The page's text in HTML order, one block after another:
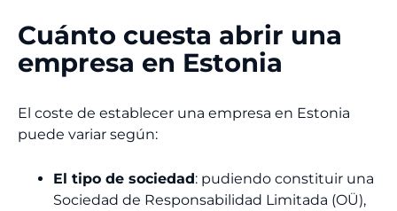
Cuánto cuesta abrir una
empresa en Estonia
El coste de establecer una empresa en Estonia
puede variar según:
El tipo de sociedad: pudiendo constituir una
Sociedad de Responsabilidad Limitada (OÜ),